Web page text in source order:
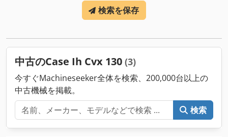
検索を保存
中古のCase Ih Cvx 130 (3)
今すぐMachineseeker全体を検索、200,000台以上の
中古機械を掲載。
検索